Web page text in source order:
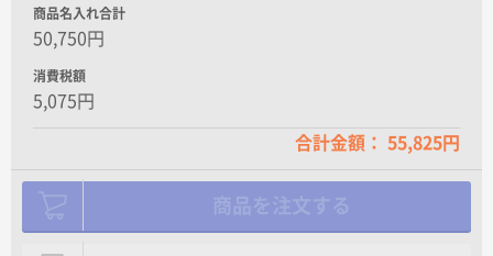
商品名入れ合計
50,750円
消費税額
5,075円
合計金額： 55,825円